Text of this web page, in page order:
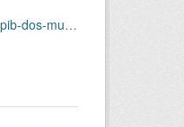
2014.pdf